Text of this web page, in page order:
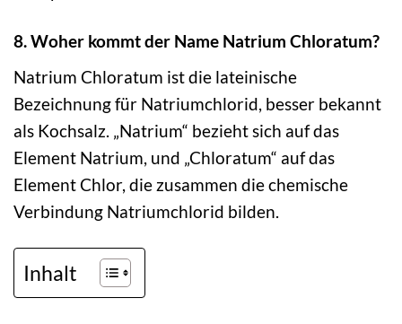
8. Woher kommt der Name Natrium Chloratum?
Natrium Chloratum ist die lateinische
Bezeichnung für Natriumchlorid, besser bekannt
als Kochsalz. „Natrium“ bezieht sich auf das
Element Natrium, und „Chloratum“ auf das
Element Chlor, die zusammen die chemische
Verbindung Natriumchlorid bilden.
Inhalt